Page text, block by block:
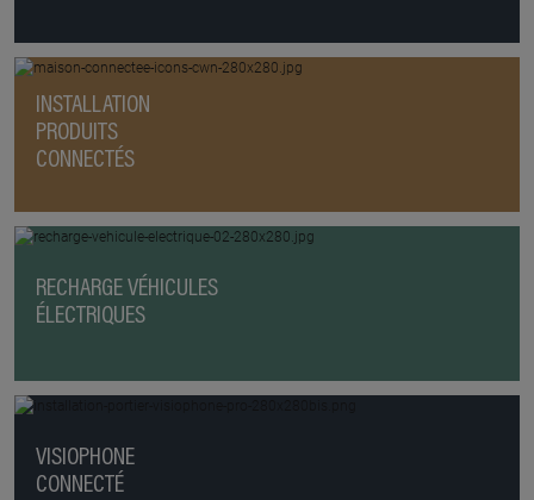
INSTALLATION
PRODUITS
CONNECTÉS
RECHARGE VÉHICULES
ÉLECTRIQUES
VISIOPHONE
CONNECTÉ